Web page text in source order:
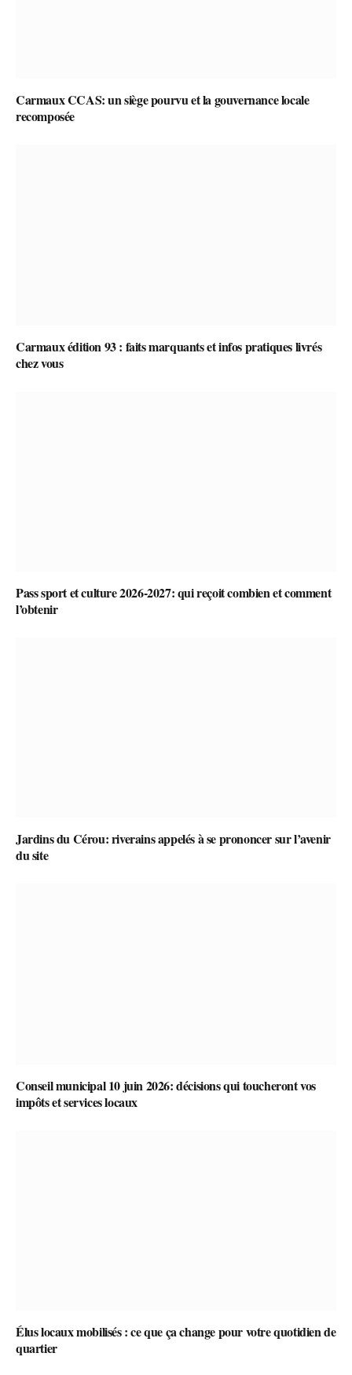
Carmaux CCAS: un siège pourvu et la gouvernance locale
recomposée
Carmaux édition 93 : faits marquants et infos pratiques livrés
chez vous
Pass sport et culture 2026-2027: qui reçoit combien et comment
l’obtenir
Jardins du Cérou: riverains appelés à se prononcer sur l’avenir
du site
Conseil municipal 10 juin 2026: décisions qui toucheront vos
impôts et services locaux
Élus locaux mobilisés : ce que ça change pour votre quotidien de
quartier